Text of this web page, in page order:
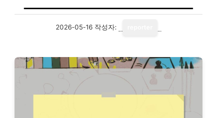
2026-05-16 작성자: